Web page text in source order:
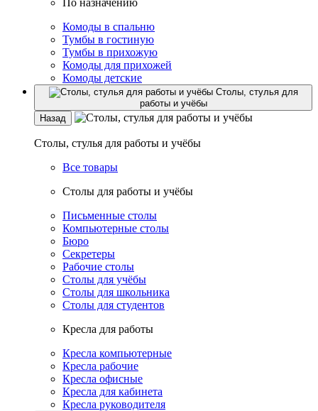
По назначению
Комоды в спальню
Тумбы в гостиную
Тумбы в прихожую
Комоды для прихожей
Комоды детские
Столы, стулья для
работы и учёбы
Назад
Столы, стулья для работы и учёбы
Все товары
Столы для работы и учёбы
Письменные столы
Компьютерные столы
Бюро
Секретеры
Рабочие столы
Столы для учёбы
Столы для школьника
Столы для студентов
Кресла для работы
Кресла компьютерные
Кресла рабочие
Кресла офисные
Кресла для кабинета
Кресла руководителя